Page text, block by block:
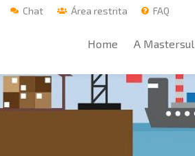
Chat Área restrita FAQ
Home A Mastersul